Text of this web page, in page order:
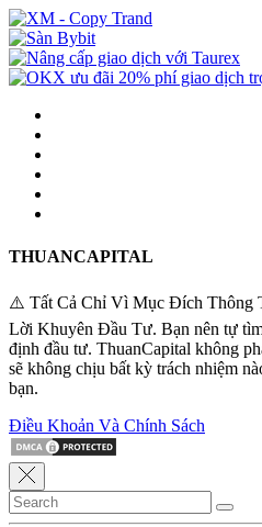
THUANCAPITAL
⚠️ Tất Cả Chỉ Vì Mục Đích Thông
Lời Khuyên Đầu Tư. Bạn nên tự
định đầu tư. ThuanCapital không
sẽ không chịu bất kỳ trách nhiệm
bạn.
Điều Khoản Và Chính Sách